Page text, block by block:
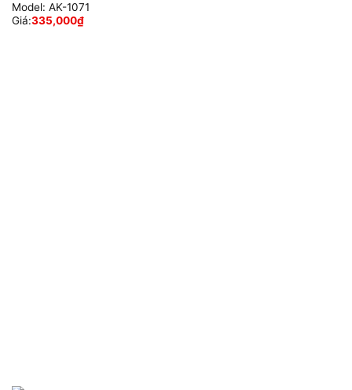
Model: AK-1071
Giá:335,000₫